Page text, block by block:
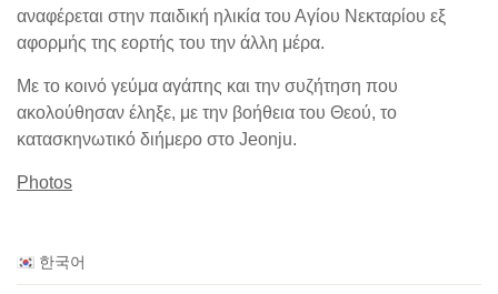
αναφέρεται στην παιδική ηλικία του Αγίου Νεκταρίου εξ
αφορμής της εορτής του την άλλη μέρα.
Με το κοινό γεύμα αγάπης και την συζήτηση που
ακολούθησαν έληξε, με την βοήθεια του Θεού, το
κατασκηνωτικό διήμερο στο Jeonju.
Photos
한국어